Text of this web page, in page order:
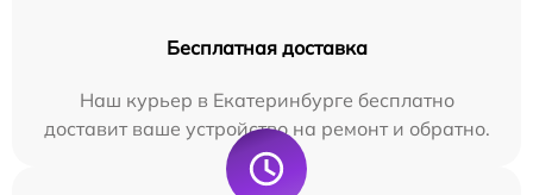
Бесплатная доставка
Наш курьер в Екатеринбурге бесплатно
доставит ваше устройство на ремонт и обратно.